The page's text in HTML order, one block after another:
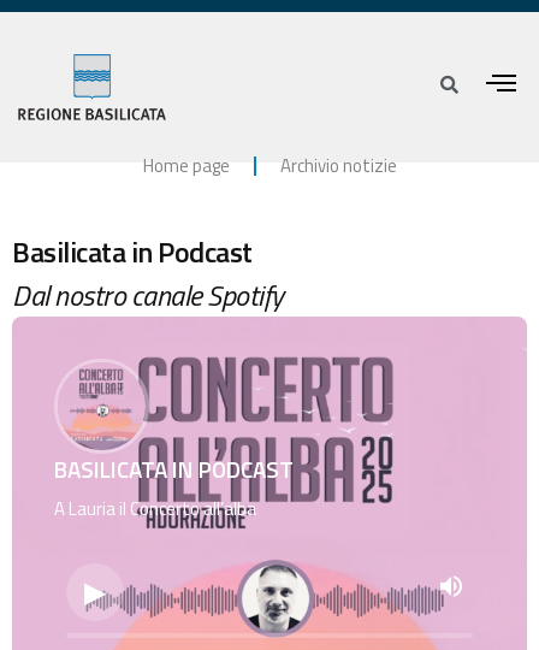
Home page Archivio notizie
Basilicata in Podcast
Dal nostro canale Spotify
BASILICATA IN PODCAST
A Lauria il Concerto all’alba
volume_up